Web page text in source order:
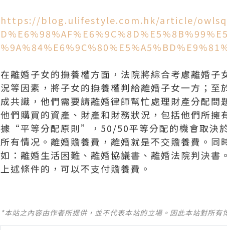
https://blog.ulifestyle.com.hk/article/
在離婚子女的撫養權方面，法院將綜合考慮離婚
況等因素，將子女的撫養權判給離婚子女一方；
成共識，他們需要請離婚律師幫忙處理財產分配
他們購買的資產、財產和財務狀況，包括他們所
據“平等分配原則”，50/50平等分配的機會取決
所有情况。離婚贍養費，離婚就是不交贍養費。
如：離婚生活困難、離婚協議書、離婚法院判決
上述條件的，可以不支付贍養費。
*本站之內容由作者所提供，並不代表本站的立場。因此本站對所